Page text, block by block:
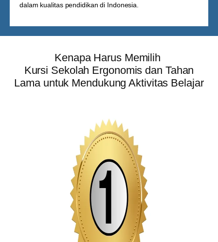
dalam kualitas pendidikan di Indonesia.
Kenapa Harus Memilih
Kursi Sekolah Ergonomis dan Tahan
Lama untuk Mendukung Aktivitas Belajar